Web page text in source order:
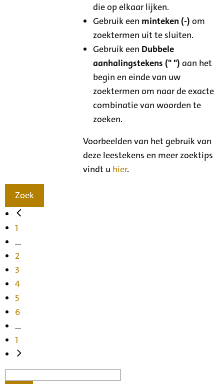
die op elkaar lijken.
Gebruik een minteken (-) om
zoektermen uit te sluiten.
Gebruik een Dubbele
aanhalingstekens (" ") aan het
begin en einde van uw
zoektermen om naar de exacte
combinatie van woorden te
zoeken.
Voorbeelden van het gebruik van
deze leestekens en meer zoektips
vindt u hier.
Zoek
1
...
2
3
4
5
6
...
1